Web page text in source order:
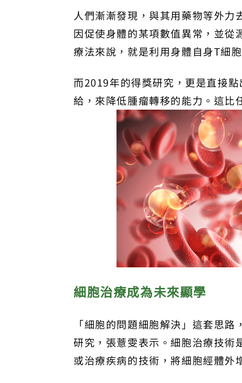
人們漸漸發現，與其用藥物等外
因促使身體的某項數值異常，並
療法來說，就是利用身體自身T細
而2019年的得獎研究，更是直接
給，來降低腫瘤轉移的能力。這比
細胞治療成為未來顯學
「細胞的問題細胞解決」這套思
研究，張薏雯表示。細胞治療技術
或治療疾病的技術，將細胞經體外